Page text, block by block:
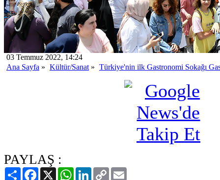
03 Temmuz 2022, 14:24
Ana Sayfa » Kültür/Sanat » Türkiye'nin ilk Gastronomi Sokağı
PAYLAŞ :
PaylaşFacebook
X WhatsAppLinkedIn
Copy